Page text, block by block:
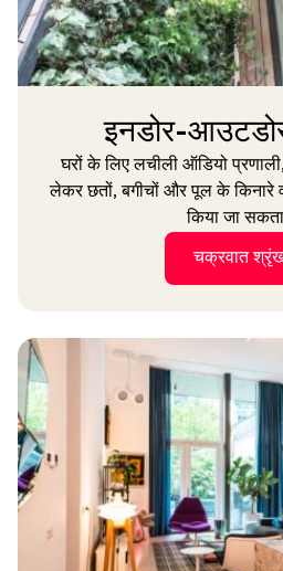
इनडोर-
घरों के लिए लचीली ऑडियो
लेकर छतों, बगीचों और पूल के किनारे
किया जा
चक्रवात